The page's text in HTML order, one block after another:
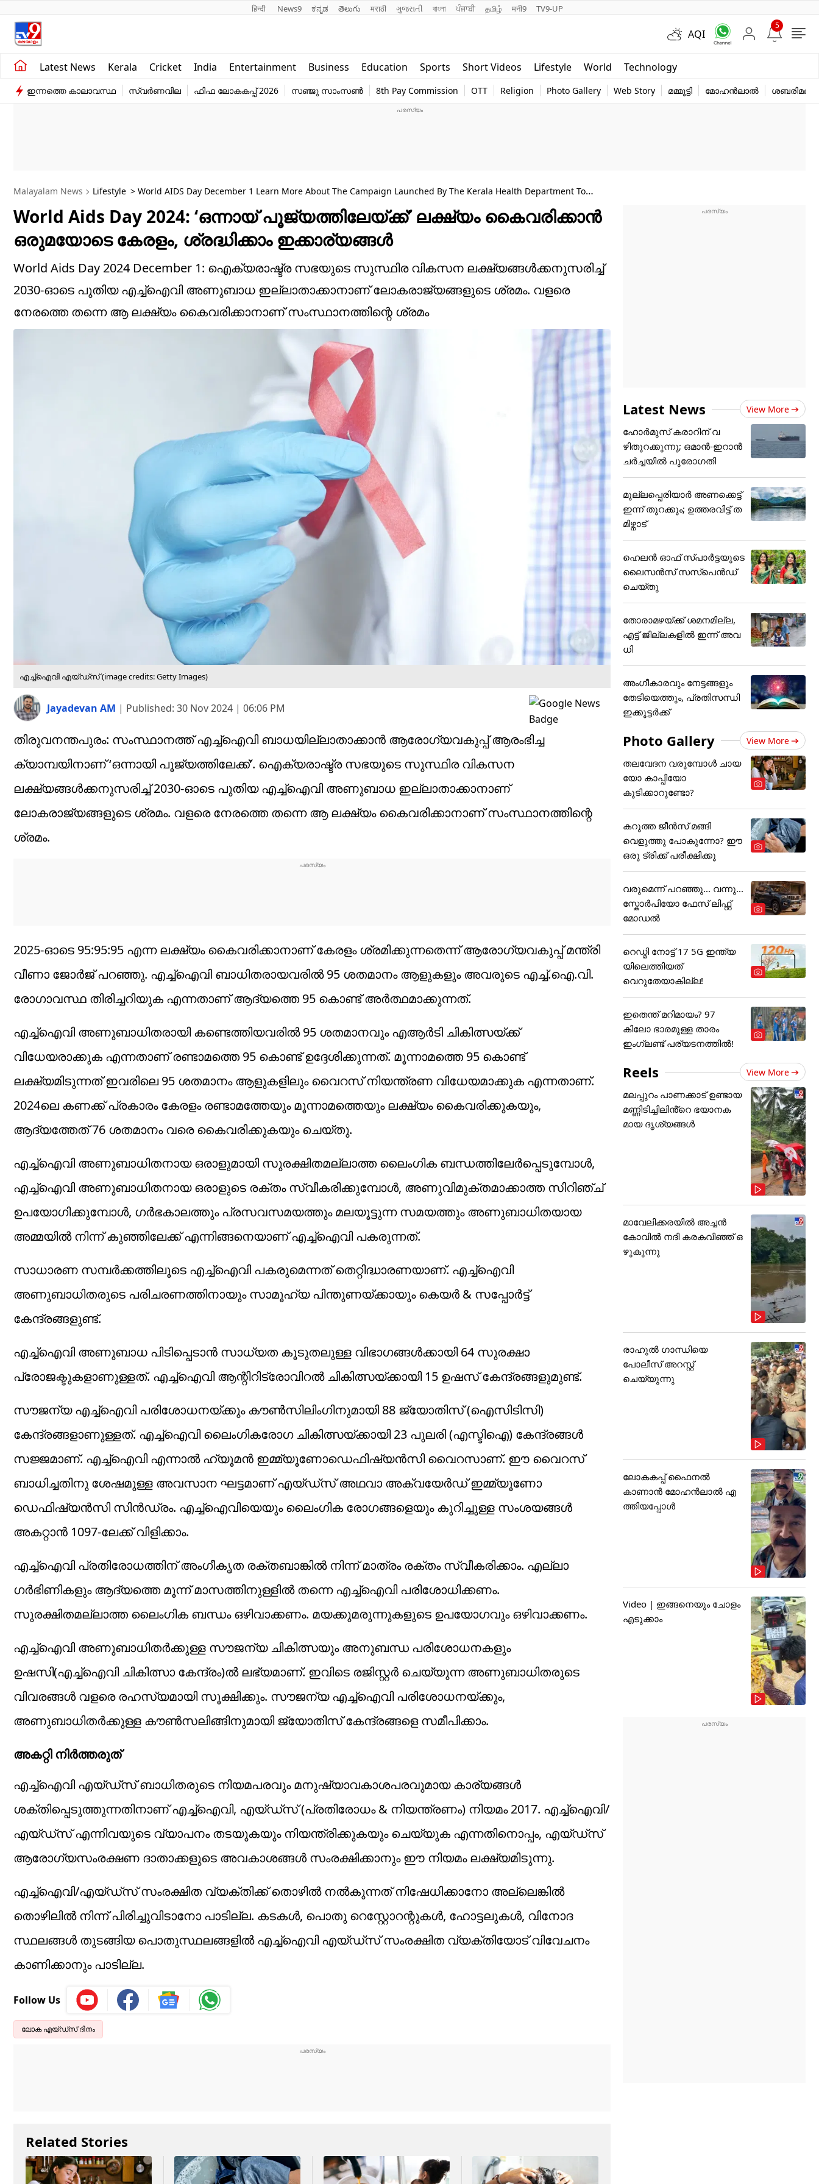
हिन्दी News9 ಕನ್ನಡ తెలుగు मराठी ગુજરાતી বাংলা ਪੰਜਾਬੀ தமிழ் मनी9 TV9-UP
AQI
5
Latest News Kerala Cricket India Entertainment Business Education Sports Short Videos Lifestyle World Technology
Kerala
India
Education
world
Web Story
ഇന്നത്തെ കാലാവസ്ഥ സ്വർണവില ഫിഫ ലോകകപ്പ് 2026 സഞ്ജു സാംസൺ 8th Pay Commission OTT Religion Photo Gallery Web Story മമ്മൂട്ടി മോഹൻലാൽ ശബരിമല
Malayalam News Lifestyle > World AIDS Day December 1 Learn More About The Campaign Launched By The Kerala Health Department To
Eliminate AIDS
World Aids Day 2024: ‘ഒന്നായ് പൂജ്യത്തിലേയ്ക്ക്’ ലക്ഷ്യം കൈവരിക്കാൻ
ഒരുമയോടെ കേരളം, ശ്രദ്ധിക്കാം ഇക്കാര്യങ്ങള്‍
World Aids Day 2024 December 1: ഐക്യരാഷ്ട്ര സഭയുടെ സുസ്ഥിര വികസന ലക്ഷ്യങ്ങള്‍ക്കനുസരിച്ച്
2030-ഓടെ പുതിയ എച്ച്‌ഐവി അണുബാധ ഇല്ലാതാക്കാനാണ് ലോകരാജ്യങ്ങളുടെ ശ്രമം. വളരെ
നേരത്തെ തന്നെ ആ ലക്ഷ്യം കൈവരിക്കാനാണ് സംസ്ഥാനത്തിന്റെ ശ്രമം
എച്ച്‌ഐവി എയ്ഡ്‌സ്‌ (image credits: Getty Images)
Jayadevan AM | Published: 30 Nov 2024 | 06:06 PM
തിരുവനന്തപുരം: സംസ്ഥാനത്ത് എച്ച്‌ഐവി ബാധയില്ലാതാക്കാന്‍ ആരോഗ്യവകുപ്പ് ആരംഭിച്ച
ക്യാമ്പയിനാണ് ‘ഒന്നായി പൂജ്യത്തിലേക്ക്’. ഐക്യരാഷ്ട്ര സഭയുടെ സുസ്ഥിര വികസന
ലക്ഷ്യങ്ങള്‍ക്കനുസരിച്ച് 2030-ഓടെ പുതിയ എച്ച്‌ഐവി അണുബാധ ഇല്ലാതാക്കാനാണ്
ലോകരാജ്യങ്ങളുടെ ശ്രമം. വളരെ നേരത്തെ തന്നെ ആ ലക്ഷ്യം കൈവരിക്കാനാണ് സംസ്ഥാനത്തിന്റെ
ശ്രമം.
2025-ഓടെ 95:95:95 എന്ന ലക്ഷ്യം കൈവരിക്കാനാണ് കേരളം ശ്രമിക്കുന്നതെന്ന് ആരോഗ്യവകുപ്പ് മന്ത്രി
വീണാ ജോര്‍ജ് പറഞ്ഞു. എച്ച്ഐവി ബാധിതരായവരില്‍ 95 ശതമാനം ആളുകളും അവരുടെ എച്ച്.ഐ.വി.
രോഗാവസ്ഥ തിരിച്ചറിയുക എന്നതാണ് ആദ്യത്തെ 95 കൊണ്ട് അര്‍ത്ഥമാക്കുന്നത്.
എച്ച്ഐവി അണുബാധിതരായി കണ്ടെത്തിയവരിൽ 95 ശതമാനവും എആർടി ചികിത്സയ്ക്ക്
വിധേയരാക്കുക എന്നതാണ് രണ്ടാമത്തെ 95 കൊണ്ട് ഉദ്ദേശിക്കുന്നത്. മൂന്നാമത്തെ 95 കൊണ്ട്
ലക്ഷ്യമിടുന്നത് ഇവരിലെ 95 ശതമാനം ആളുകളിലും വൈറസ് നിയന്ത്രണ വിധേയമാക്കുക എന്നതാണ്.
2024ലെ കണക്ക് പ്രകാരം കേരളം രണ്ടാമത്തേയും മൂന്നാമത്തെയും ലക്ഷ്യം കൈവരിക്കുകയും,
ആദ്യത്തേത് 76 ശതമാനം വരെ കൈവരിക്കുകയും ചെയ്തു.
എച്ച്‌ഐവി അണുബാധിതനായ ഒരാളുമായി സുരക്ഷിതമല്ലാത്ത ലൈംഗിക ബന്ധത്തിലേര്‍പ്പെടുമ്പോള്‍,
എച്ച്‌ഐവി അണുബാധിതനായ ഒരാളുടെ രക്തം സ്വീകരിക്കുമ്പോള്‍, അണുവിമുക്തമാക്കാത്ത സിറിഞ്ച്
ഉപയോഗിക്കുമ്പോള്‍, ഗര്‍ഭകാലത്തും പ്രസവസമയത്തും മലയൂട്ടുന്ന സമയത്തും അണുബാധിതയായ
അമ്മയില്‍ നിന്ന് കുഞ്ഞിലേക്ക് എന്നിങ്ങനെയാണ് എച്ച്‌ഐവി പകരുന്നത്.
സാധാരണ സമ്പര്‍ക്കത്തിലൂടെ എച്ച്‌ഐവി പകരുമെന്നത് തെറ്റിദ്ധാരണയാണ്. എച്ച്‌ഐവി
അണുബാധിതരുടെ പരിചരണത്തിനായും സാമൂഹ്യ പിന്തുണയ്ക്കായും കെയര്‍ & സപ്പോര്‍ട്ട്
കേന്ദ്രങ്ങളുണ്ട്.
എച്ച്‌ഐവി അണുബാധ പിടിപ്പെടാന്‍ സാധ്യത കൂടുതലുള്ള വിഭാഗങ്ങള്‍ക്കായി 64 സുരക്ഷാ
പ്രോജക്ടുകളാണുള്ളത്. എച്ച്‌ഐവി ആന്റിറിട്രോവിറല്‍ ചികിത്സയ്ക്കായി 15 ഉഷസ് കേന്ദ്രങ്ങളുമുണ്ട്.
സൗജന്യ എച്ച്‌ഐവി പരിശോധനയ്ക്കും കൗണ്‍സിലിംഗിനുമായി 88 ജ്യോതിസ് (ഐസിടിസി)
കേന്ദ്രങ്ങളാണുള്ളത്. എച്ച്‌ഐവി ലൈംഗികരോഗ ചികിത്സയ്ക്കായി 23 പുലരി (എസ്ടിഐ) കേന്ദ്രങ്ങള്‍
സജ്ജമാണ്. എച്ച്‌ഐവി എന്നാല്‍ ഹ്യൂമന്‍ ഇമ്മ്യൂണോഡെഫിഷ്യന്‍സി വൈറസാണ്. ഈ വൈറസ്
ബാധിച്ചതിനു ശേഷമുള്ള അവസാന ഘട്ടമാണ് എയ്ഡ്‌സ് അഥവാ അക്വയേര്‍ഡ് ഇമ്മ്യൂണോ
ഡെഫിഷ്യന്‍സി സിന്‍ഡ്രം. എച്ച്‌ഐവിയെയും ലൈംഗിക രോഗങ്ങളെയും കുറിച്ചുള്ള സംശയങ്ങള്‍
അകറ്റാന്‍ 1097-ലേക്ക് വിളിക്കാം.
എച്ച്‌ഐവി പ്രതിരോധത്തിന് അംഗീകൃത രക്തബാങ്കില്‍ നിന്ന് മാത്രം രക്തം സ്വീകരിക്കാം. എല്ലാ
ഗര്‍ഭിണികളും ആദ്യത്തെ മൂന്ന് മാസത്തിനുള്ളില്‍ തന്നെ എച്ച്‌ഐവി പരിശോധിക്കണം.
സുരക്ഷിതമല്ലാത്ത ലൈംഗിക ബന്ധം ഒഴിവാക്കണം. മയക്കുമരുന്നുകളുടെ ഉപയോഗവും ഒഴിവാക്കണം.
എച്ച്‌ഐവി അണുബാധിതര്‍ക്കുള്ള സൗജന്യ ചികിത്സയും അനുബന്ധ പരിശോധനകളും
ഉഷസി(എച്ച്‌ഐവി ചികിത്സാ കേന്ദ്രം)ല്‍ ലഭ്യമാണ്. ഇവിടെ രജിസ്റ്റര്‍ ചെയ്യുന്ന അണുബാധിതരുടെ
വിവരങ്ങള്‍ വളരെ രഹസ്യമായി സൂക്ഷിക്കും. സൗജന്യ എച്ച്‌ഐവി പരിശോധനയ്ക്കും,
അണുബാധിതര്‍ക്കുള്ള കൗണ്‍സലിങ്ങിനുമായി ജ്യോതിസ് കേന്ദ്രങ്ങളെ സമീപിക്കാം.
അകറ്റി നിര്‍ത്തരുത്‌
എച്ച്‌ഐവി എയ്ഡ്‌സ് ബാധിതരുടെ നിയമപരവും മനുഷ്യാവകാശപരവുമായ കാര്യങ്ങള്‍
ശക്തിപ്പെടുത്തുന്നതിനാണ് എച്ച്‌ഐവി, എയ്ഡ്‌സ് (പ്രതിരോധം & നിയന്ത്രണം) നിയമം 2017. എച്ച്‌ഐവി/
എയ്ഡ്‌സ് എന്നിവയുടെ വ്യാപനം തടയുകയും നിയന്ത്രിക്കുകയും ചെയ്യുക എന്നതിനൊപ്പം, എയ്ഡ്‌സ്
ആരോഗ്യസംരക്ഷണ ദാതാക്കളുടെ അവകാശങ്ങള്‍ സംരക്ഷിക്കാനും ഈ നിയമം ലക്ഷ്യമിടുന്നു.
എച്ച്‌ഐവി/എയ്ഡ്‌സ് സംരക്ഷിത വ്യക്തിക്ക് തൊഴില്‍ നല്‍കുന്നത് നിഷേധിക്കാനോ അല്ലെങ്കില്‍
തൊഴിലില്‍ നിന്ന് പിരിച്ചുവിടാനോ പാടില്ല. കടകള്‍, പൊതു റെസ്റ്റോറന്റുകള്‍, ഹോട്ടലുകള്‍, വിനോദ
സ്ഥലങ്ങള്‍ തുടങ്ങിയ പൊതുസ്ഥലങ്ങളില്‍ എച്ച്‌ഐവി എയ്ഡ്‌സ് സംരക്ഷിത വ്യക്തിയോട് വിവേചനം
കാണിക്കാനും പാടില്ല.
Follow Us
ലോക എയ്ഡ്സ് ദിനം
Related Stories
Latest News View More
ഹോർമുസ് കരാറിന് വ
ഴിതുറക്കുന്നു; ഒമാൻ-ഇറാൻ
ചർച്ചയിൽ പുരോഗതി
മുല്ലപ്പെരിയാർ അണക്കെട്ട്
ഇന്ന് തുറക്കും; ഉത്തരവിട്ട് ത
മിഴ്നാട്
ഹെലന്‍ ഓഫ് സ്പാര്‍ട്ടയുടെ
ലൈസന്‍സ് സസ്‌പെന്‍ഡ്
ചെയ്തു
തോരാമഴയ്ക്ക് ശമനമില്ല,
എട്ട് ജില്ലകളിൽ ഇന്ന് അവ
ധി
അംഗീകാരവും നേട്ടങ്ങളും
തേടിയെത്തും, പ്രതിസന്ധി
ഇക്കൂട്ടർക്ക്
Photo Gallery View More
തലവേദന വരുമ്പോൾ ചായ
യോ കാപ്പിയോ
കുടിക്കാറുണ്ടോ?
കറുത്ത ജീൻസ് മങ്ങി
വെളുത്തു പോകുന്നോ? ഈ
ഒരു ട്രിക്ക് പരീക്ഷിക്കൂ
വരുമെന്ന് പറഞ്ഞു... വന്നു...
സ്കോർപിയോ ഫേസ് ലിഫ്റ്റ്
മോഡൽ
റെഡ്മി നോട്ട് 17 5G ഇന്ത്യ
യിലെത്തിയത്
വെറുതേയാകില്ല!
ഇതെന്ത് മറിമായം? 97
കിലോ ഭാരമുള്ള താരം
ഇംഗ്ലണ്ട് പര്യടനത്തില്‍!
Reels View More
മലപ്പുറം പാണക്കാട് ഉണ്ടായ
മണ്ണിടിച്ചിലിൻ്റെ ഭയാനക
മായ ദൃശ്യങ്ങൾ
മാവേലിക്കരയിൽ അച്ചൻ
കോവിൽ നദി കരകവിഞ്ഞ് ഒ
ഴുകുന്നു
രാഹുൽ ഗാന്ധിയെ
പോലീസ് അറസ്റ്റ്
ചെയ്യുന്നു
ലോകകപ്പ് ഫൈനൽ
കാണാൻ മോഹൻലാൽ എ
ത്തിയപ്പോൾ
Video | ഇങ്ങനെയും ചോളം
എടുക്കാം